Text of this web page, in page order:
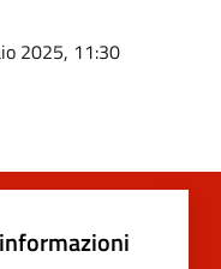
2025, 11:30